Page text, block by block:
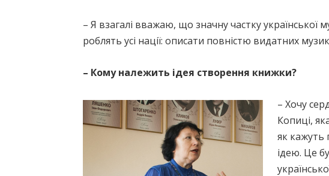
– Я взагалі вважаю, що значну частку
роблять усі нації: описати повністю видатних
– Кому належить ідея створення книжки?
– Хочу
Копиці,
як кажуть
ідею. Це